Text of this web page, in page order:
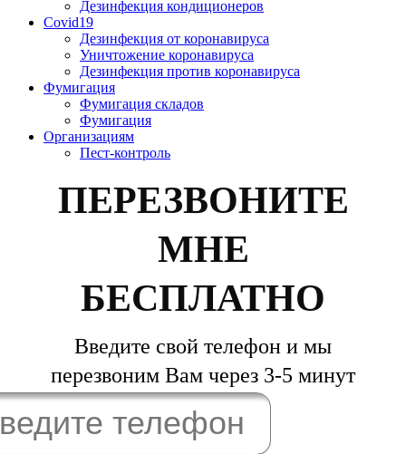
Дезинфекция кондиционеров
Covid19
Дезинфекция от коронавируса
Уничтожение коронавируса
Дезинфекция против коронавируса
Фумигация
Фумигация складов
Фумигация
Организациям
Пест-контроль
ПЕРЕЗВОНИТЕ
МНЕ
БЕСПЛАТНО
Введите свой телефон и мы
перезвоним Вам через 3-5 минут